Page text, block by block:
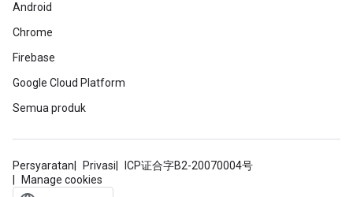
Android
Chrome
Firebase
Google Cloud Platform
Semua produk
Persyaratan Privasi
ICP证合字B2-20070004号
Manage cookies